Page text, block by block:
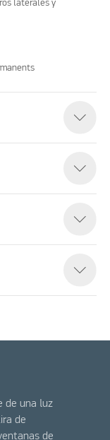
laterales y
de una luz
de
de